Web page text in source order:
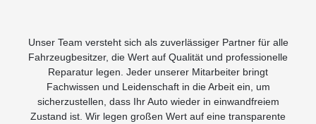
Unser Team versteht sich als zuverlässiger Partner für alle
Fahrzeugbesitzer, die Wert auf Qualität und professionelle
Reparatur legen. Jeder unserer Mitarbeiter bringt
Fachwissen und Leidenschaft in die Arbeit ein, um
sicherzustellen, dass Ihr Auto wieder in einwandfreiem
Zustand ist. Wir legen großen Wert auf eine transparente